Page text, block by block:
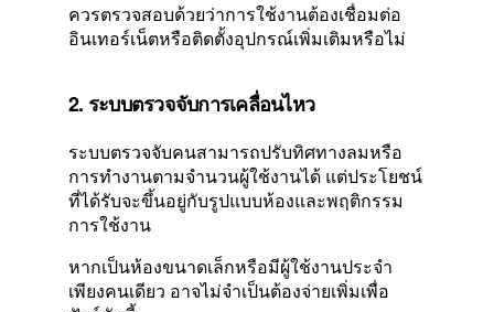
ควรตรวจสอบด้วยว่าการใช้งานต้องเชื่อมต่อ
อินเทอร์เน็ตหรือติดตั้งอุปกรณ์เพิ่มเติมหรือไม่
2. ระบบตรวจจับการเคลื่อนไหว
ระบบตรวจจับคนสามารถปรับทิศทางลมหรือ
การทำงานตามจำนวนผู้ใช้งานได้ แต่ประโยชน์
ที่ได้รับจะขึ้นอยู่กับรูปแบบห้องและพฤติกรรม
การใช้งาน
หากเป็นห้องขนาดเล็กหรือมีผู้ใช้งานประจำ
เพียงคนเดียว อาจไม่จำเป็นต้องจ่ายเพิ่มเพื่อ